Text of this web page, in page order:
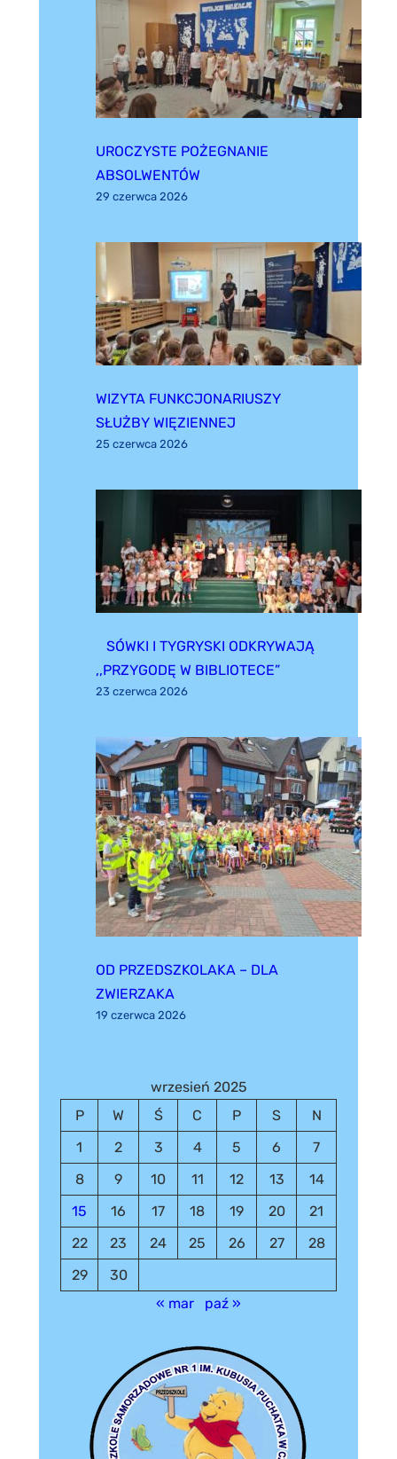
UROCZYSTE POŻEGNANIE
ABSOLWENTÓW
29 czerwca 2026
WIZYTA FUNKCJONARIUSZY
SŁUŻBY WIĘZIENNEJ
25 czerwca 2026
SÓWKI I TYGRYSKI ODKRYWAJĄ
,,PRZYGODĘ W BIBLIOTECE”
23 czerwca 2026
OD PRZEDSZKOLAKA – DLA
ZWIERZAKA
19 czerwca 2026
wrzesień 2025
P
W Ś C P S
N
1
2 3 4 5 6
7
8
9 10 11 12 13
14
15
16 17 18 19 20
21
22
23 24 25 26 27
28
29
30
« mar
paź »